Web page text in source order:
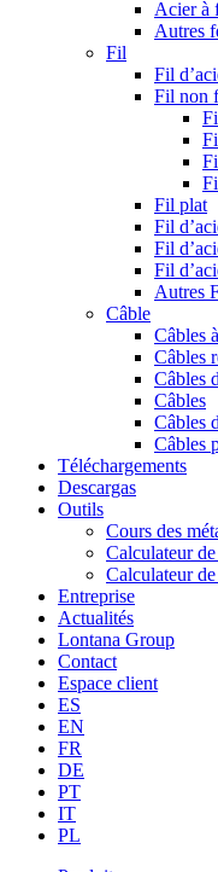
Acier à
Autres
Fil
Fil
Fil non
Fil plat
Fil
Fil
Fil
Autres
Câble
Câbles
Câbles
Câbles
Câbles
Câbles
Câbles
Téléchargements
Descargas
Outils
Cours des
Calculateur
Calculateur
Entreprise
Actualités
Lontana Group
Contact
Espace client
ES
EN
FR
DE
PT
IT
PL